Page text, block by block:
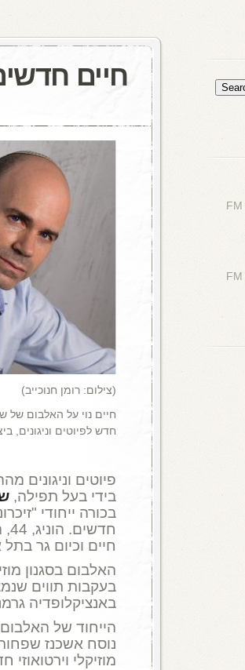
חיים
(צילום: רומן חנוכייב)
חיים נוי על האלבום של
חדש לפיוטים וניגונים,
פיוטים וניגונים
בידי בעל תפילה,
בכורה ייחודי
חיים וכיום גר בתל
האלבום בסגנון
בעקבות תווים
באנציקלופדיה
הייחוד של האלבום
נוסח אשכנז
מוזיקלי וירטואוזי